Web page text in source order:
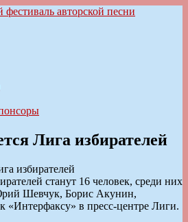
песни
Лига избирателей
станут 16 человек, среди них
Шевчук, Борис Акунин,
«Интерфаксу» в пресс-центре Лиги.